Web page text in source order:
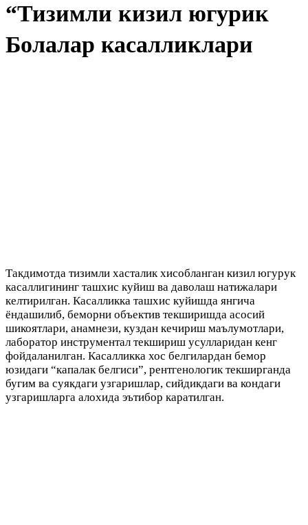
“Тизимли кизил югурик
Болалар касалликлари
Такдимотда тизимли хасталик хисобланган кизил югурук
касаллигининг ташхис куйиш ва даволаш натижалари
келтирилган. Касалликка ташхис куйишда янгича
ёндашилиб, беморни объектив текширишда асосий
шикоятлари, анамнези, куздан кечириш маълумотлари,
лаборатор инструментал текшириш усулларидан кенг
фойдаланилган. Касалликка хос белгилардан бемор
юзидаги “капалак белгиси”, рентгенологик текширганда
бугим ва суякдаги узгаришлар, сийдикдаги ва кондаги
узгаришларга алохида эътибор каратилган.